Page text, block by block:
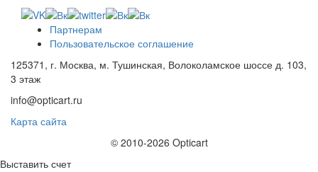
Партнерам
Пользовательское соглашение
125371, г. Москва, м. Тушинская, Волоколамское шоссе д. 103,
3 этаж
info@opticart.ru
Карта сайта
© 2010-2026 Opticart
Выставить счет